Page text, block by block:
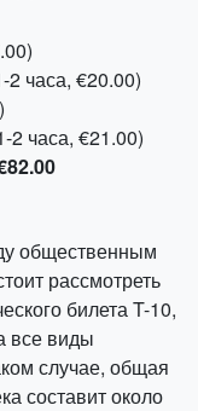
часа, €20.00)
часа, €21.00)
общественным
рассмотреть
билета T-10,
все виды
случае, общая
составит около